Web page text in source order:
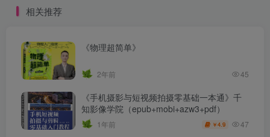
相关推荐
《物理超简单》
2年前 45
《手机摄影与短视频拍摄零基础一本通》千
知影像学院（epub+mobi+azw3+pdf）
1年前 ￥4.9 47